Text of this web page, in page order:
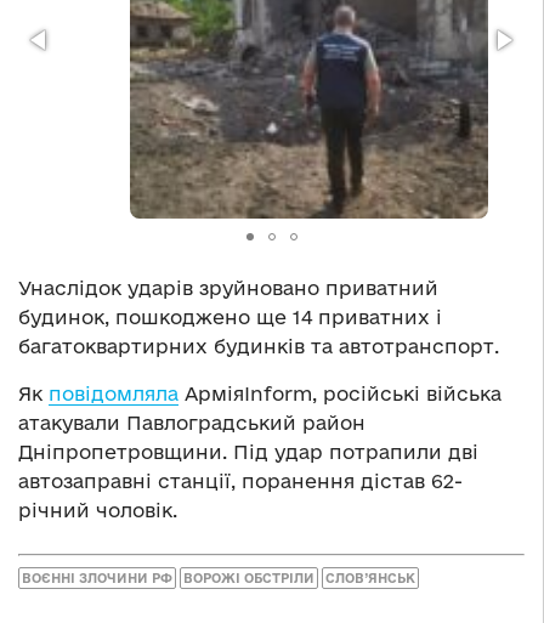
Унаслідок ударів зруйновано приватний
будинок, пошкоджено ще 14 приватних і
багатоквартирних будинків та автотранспорт.
Як повідомляла АрміяInform, російські війська
атакували Павлоградський район
Дніпропетровщини. Під удар потрапили дві
автозаправні станції, поранення дістав 62-
річний чоловік.
ВОЄННІ ЗЛОЧИНИ РФ ВОРОЖІ ОБСТРІЛИ СЛОВ’ЯНСЬК